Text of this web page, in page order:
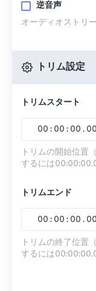
逆音声
オーディオストリ
トリム設定
トリムスタート
00 : 00 : 00 . 00
トリムの開始位置
するには
トリムエンド
00 : 00 : 00 . 00
トリムの終了位置
するには